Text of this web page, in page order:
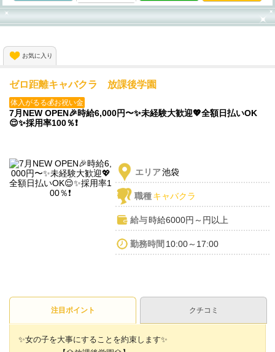
騙されたくない方、
ぜひお気軽にご連絡ください_(._.)_
お気に入り
ゼロ距離キャバクラ 放課後学園
体入がるる💰お祝い金
7月NEW OPEN🎉時給6,000円〜✨️未経験大歓迎💖全額日払いOK
😌✨️採用率100％❗️
エリア池袋
職種キャバクラ
給与時給6000円～円以上
勤務時間 10:00～17:00
注目ポイント クチコミ
✨女の子を大事にすることを約束します✨